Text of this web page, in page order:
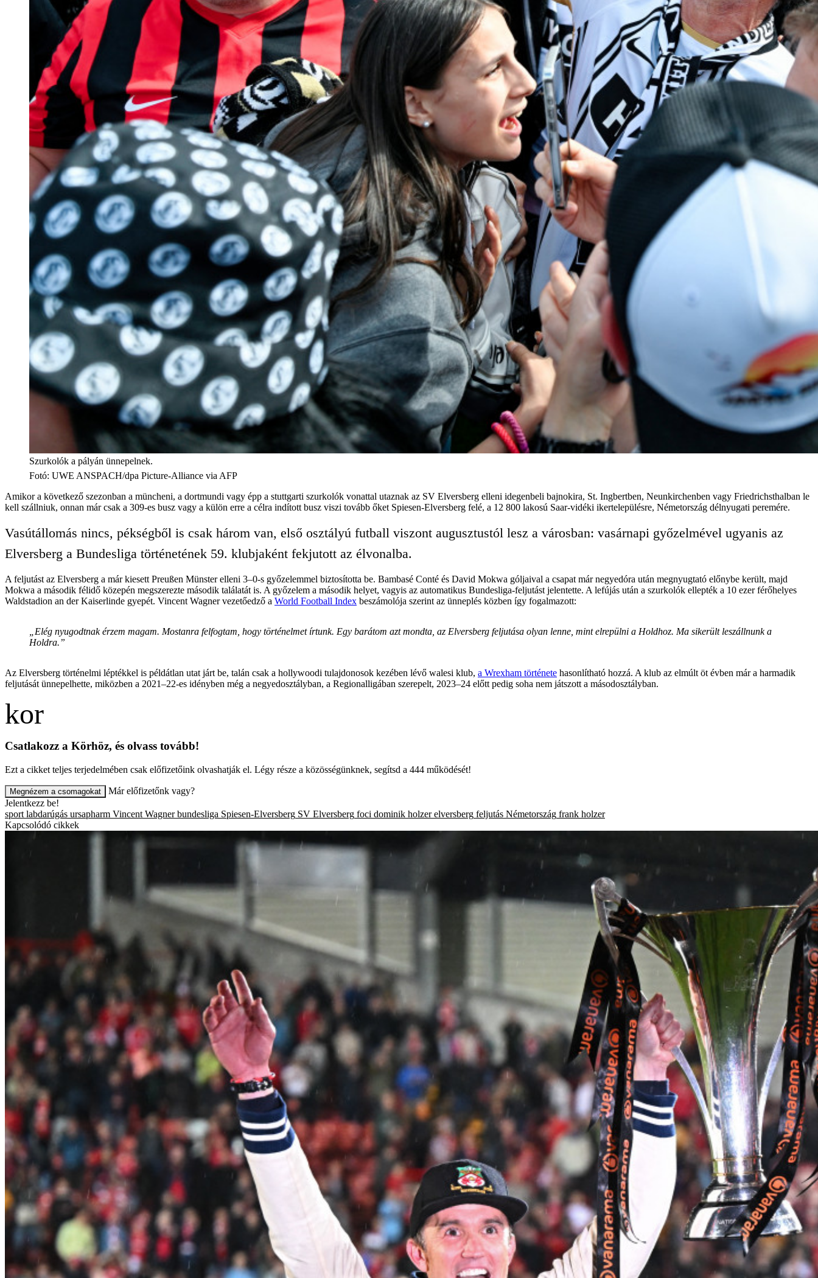
Szurkolók a pályán ünnepelnek.
Fotó: UWE ANSPACH/dpa Picture-Alliance via AFP
Amikor a következő szezonban a müncheni, a dortmundi vagy épp a stuttgarti szurkolók vonattal utaznak az SV Elversberg elleni idegenbeli bajnokira, St. Ingbertben, Neunkirchenben vagy Friedrichsthalban le
kell szállniuk, onnan már csak a 309-es busz vagy a külön erre a célra indított busz viszi tovább őket Spiesen-Elversberg felé, a 12 800 lakosú Saar-vidéki ikertelepülésre, Németország délnyugati peremére.
Vasútállomás nincs, pékségből is csak három van, első osztályú futball viszont augusztustól lesz a városban: vasárnapi győzelmével ugyanis az
Elversberg a Bundesliga történetének 59. klubjaként fekjutott az élvonalba.
A feljutást az Elversberg a már kiesett Preußen Münster elleni 3–0-s győzelemmel biztosította be. Bambasé Conté és David Mokwa góljaival a csapat már negyedóra után megnyugtató előnybe került, majd
Mokwa a második félidő közepén megszerezte második találatát is. A győzelem a második helyet, vagyis az automatikus Bundesliga-feljutást jelentette. A lefújás után a szurkolók ellepték a 10 ezer férőhelyes
Waldstadion an der Kaiserlinde gyepét. Vincent Wagner vezetőedző a World Football Index beszámolója szerint az ünneplés közben így fogalmazott:
„Elég nyugodtnak érzem magam. Mostanra felfogtam, hogy történelmet írtunk. Egy barátom azt mondta, az Elversberg feljutása olyan lenne, mint elrepülni a Holdhoz. Ma sikerült leszállnunk a
Holdra.”
Az Elversberg történelmi léptékkel is példátlan utat járt be, talán csak a hollywoodi tulajdonosok kezében lévő walesi klub, a Wrexham története hasonlítható hozzá. A klub az elmúlt öt évben már a harmadik
feljutását ünnepelhette, miközben a 2021–22-es idényben még a negyedosztályban, a Regionalligában szerepelt, 2023–24 előtt pedig soha nem játszott a másodosztályban.
Csatlakozz a Körhöz, és olvass tovább!
Ezt a cikket teljes terjedelmében csak előfizetőink olvashatják el. Légy része a közösségünknek, segítsd a 444 működését!
Megnézem a csomagokat
Már előfizetőnk vagy?
Jelentkezz be!
sport labdarúgás ursapharm Vincent Wagner bundesliga Spiesen-Elversberg SV Elversberg foci dominik holzer elversberg feljutás Németország frank holzer
Kapcsolódó cikkek